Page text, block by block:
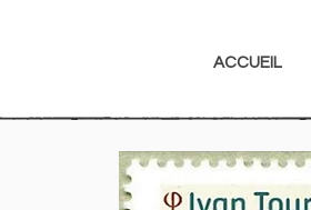
ACCUEIL